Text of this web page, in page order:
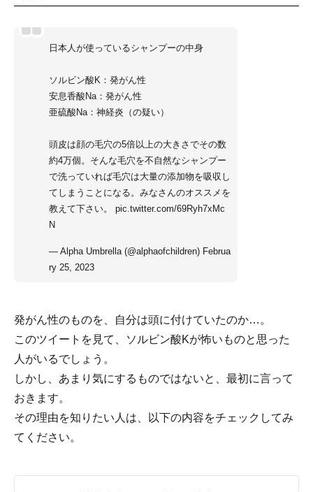
日本人が使っているシャンプーの中身
ソルビン酸K：発がん性
安息香酸Na：発がん性
亜硫酸Na：神経炎（の疑い）
頭皮は顔の毛穴の5倍以上の大きさでその数
約4万個。そんな毛穴を不自然なシャンプー
で洗っていれば毛穴は大量の添加物を吸収し
てしまうことになる。みなさんのオススメを
教えて下さい。 pic.twitter.com/69Ryh7xMc
N
— Alpha Umbrella (@alphaofchildren) Februa
ry 25, 2023
発がん性のものを、自分は頭に付けていたのか…。
このツイートを見て、ソルビン酸Kが怖いものと思った
人がいるでしょう。
しかし、あまり気にするものではないと、最初に言って
おきます。
その理由を知りたい人は、以下の内容をチェックしてみ
てください。